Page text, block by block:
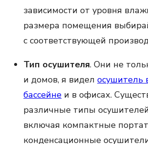
зависимости от уровня
размера помещения
с соответствующей
Тип осушителя. Они не
и домов, я видел осушитель
бассейне и в офисах.
различные типы
включая компактные
конденсационные